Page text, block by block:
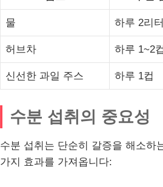
물 하루 2리
허브차 하루 1~2
신선한 과일 주스 하루 1컵
수분 섭취의 중요성
수분 섭취는 단순히 갈증을 해소하
가지 효과를 가져옵니다: